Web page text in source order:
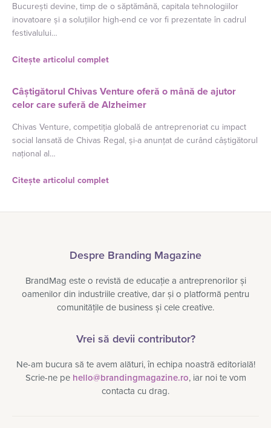
București devine, timp de o săptămână, capitala tehnologiilor
inovatoare și a soluțiilor high-end ce vor fi prezentate în cadrul
festivalului…
Citește articolul complet
Câștigătorul Chivas Venture oferă o mână de ajutor
celor care suferă de Alzheimer
Chivas Venture, competiția globală de antreprenoriat cu impact
social lansată de Chivas Regal, și-a anunțat de curând câștigătorul
național al…
Citește articolul complet
Despre Branding Magazine
BrandMag este o revistă de educație a antreprenorilor și
oamenilor din industriile creative, dar și o platformă pentru
comunitățile de business și cele creative.
Vrei să devii contributor?
Ne-am bucura să te avem alături, în echipa noastră editorială!
Scrie-ne pe hello@brandingmagazine.ro, iar noi te vom
contacta cu drag.